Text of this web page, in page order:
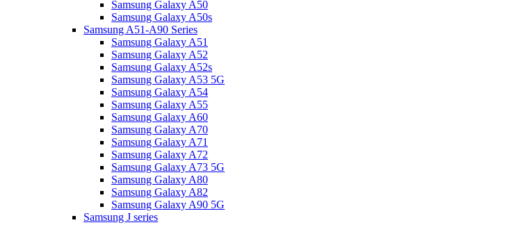
Samsung Galaxy A50
Samsung Galaxy A50s
Samsung A51-A90 Series
Samsung Galaxy A51
Samsung Galaxy A52
Samsung Galaxy A52s
Samsung Galaxy A53 5G
Samsung Galaxy A54
Samsung Galaxy A55
Samsung Galaxy A60
Samsung Galaxy A70
Samsung Galaxy A71
Samsung Galaxy A72
Samsung Galaxy A73 5G
Samsung Galaxy A80
Samsung Galaxy A82
Samsung Galaxy A90 5G
Samsung J series